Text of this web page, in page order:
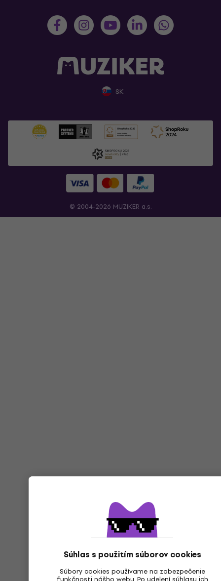
Súhlas s použitím súborov cookies
Súbory cookies používame na zabezpečenie
SK
© 2004-2026 MUZIKER a.s.